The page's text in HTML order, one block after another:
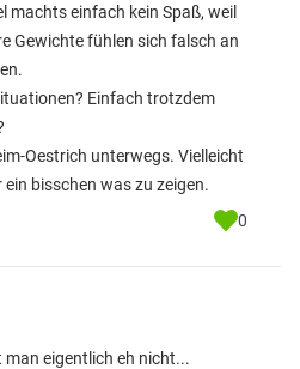
machts einfach kein Spaß, weil
Gewichte fühlen sich falsch an
Einfach trotzdem
Oestrich unterwegs. Vielleicht
bisschen was zu zeigen.
0
eigentlich eh nicht...